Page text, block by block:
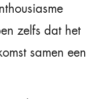
zelfs dat het
samen een